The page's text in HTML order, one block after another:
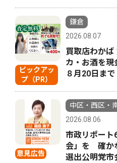
ピックアッ
プ（PR）
鎌倉
2026.08.07
買取店わか
カ・お酒を
８月20日まで
意見広告
中区・西区・
2026.08.06
市政リポー
会」を 確か
選出公明党